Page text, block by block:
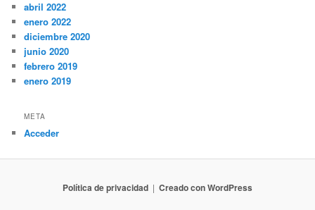
abril 2022
enero 2022
diciembre 2020
junio 2020
febrero 2019
enero 2019
META
Acceder
Política de privacidad Creado con WordPress